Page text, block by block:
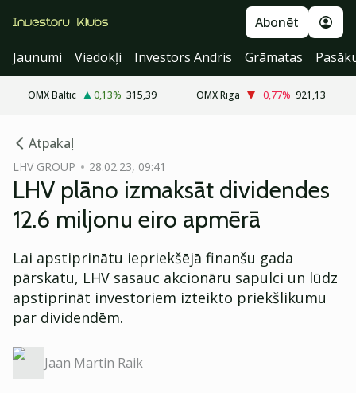
Abonēt
Jaunumi
Viedokļi Investors Andris Grāmatas
OMX Baltic 0,13% 315,39 OMX Riga −0,77% 921,13
Atpakaļ
LHV GROUP 28.02.23, 09:41
LHV plāno izmaksāt dividendes
12.6 miljonu eiro apmērā
Lai apstiprinātu iepriekšējā finanšu gada
pārskatu, LHV sasauc akcionāru sapulci un lūdz
apstiprināt investoriem izteikto priekšlikumu
par dividendēm.
Jaan Martin Raik